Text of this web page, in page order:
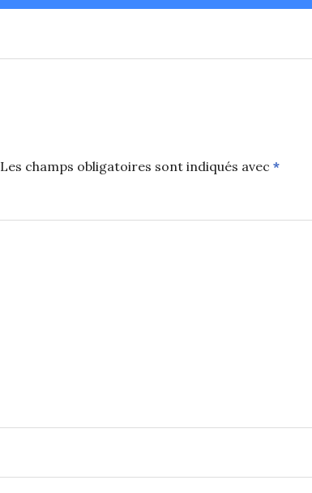
Les champs obligatoires sont indiqués avec *